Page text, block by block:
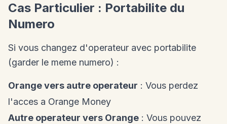
Cas Particulier : Portabilite du
Numero
Si vous changez d'operateur avec portabilite
(garder le meme numero) :
Orange vers autre operateur : Vous perdez
l'acces a Orange Money
Autre operateur vers Orange : Vous pouvez